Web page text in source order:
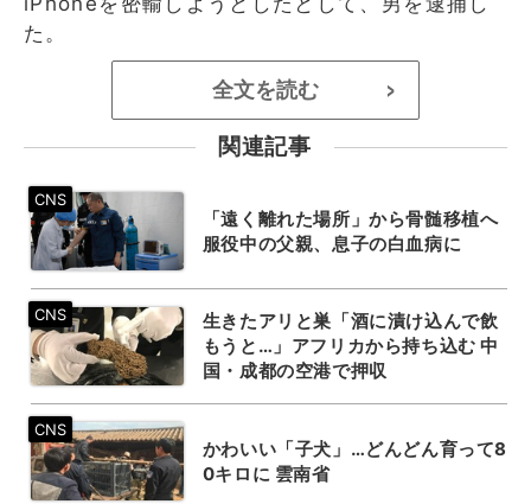
た。
全文を読む >
関連記事
「遠く離れた場所」から骨髄移植へ
服役中の父親、息子の白血病に
生きたアリと巣「酒に漬け込んで飲
もうと…」アフリカから持ち込む 中
国・成都の空港で押収
かわいい「子犬」…どんどん育って8
0キロに 雲南省